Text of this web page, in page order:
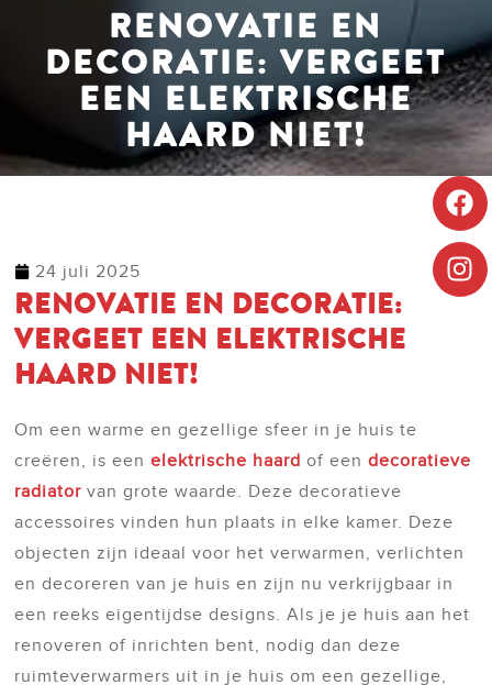
RENOVATIE EN
DECORATIE: VERGEET
EEN ELEKTRISCHE
HAARD NIET!
24 juli 2025
RENOVATIE EN DECORATIE:
VERGEET EEN ELEKTRISCHE
HAARD NIET!
Om een warme en gezellige sfeer in je huis te
creëren, is eenelektrische haard of eendecoratieve
radiator van grote waarde. Deze decoratieve
accessoires vinden hun plaats in elke kamer. Deze
objecten zijn ideaal voor het verwarmen, verlichten
en decoreren van je huis en zijn nu verkrijgbaar in
een reeks eigentijdse designs. Als je je huis aan het
renoveren of inrichten bent, nodig dan deze
ruimteverwarmers uit in je huis om een gezellige,